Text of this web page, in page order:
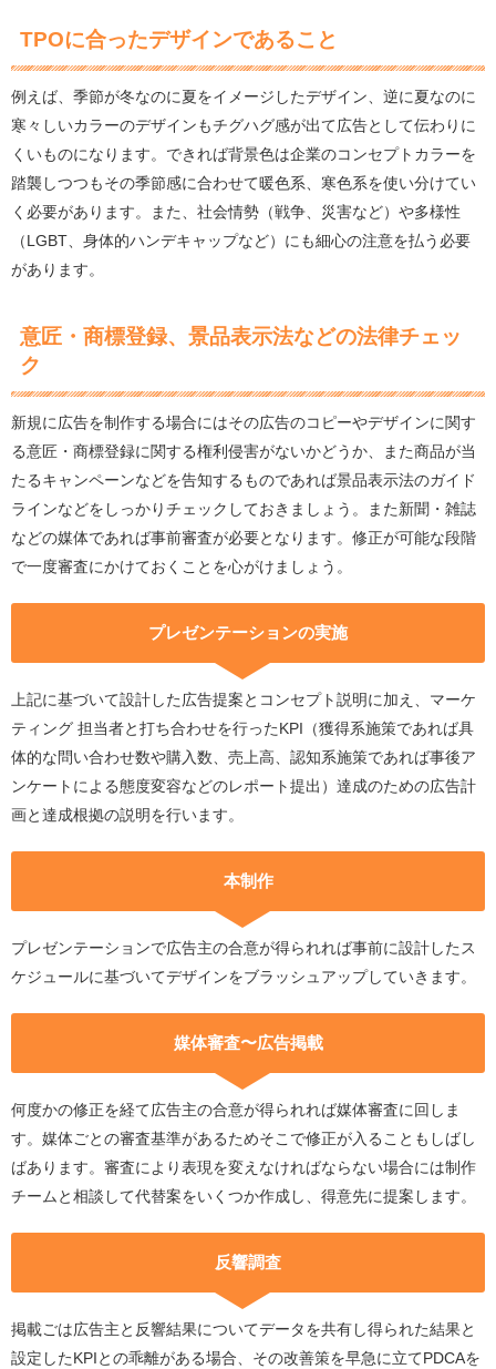
TPOに合ったデザインであること
例えば、季節が冬なのに夏をイメージしたデザイン、逆に夏なのに
寒々しいカラーのデザインもチグハグ感が出て広告として伝わりに
くいものになります。できれば背景色は企業のコンセプトカラーを
踏襲しつつもその季節感に合わせて暖色系、寒色系を使い分けてい
く必要があります。また、社会情勢（戦争、災害など）や多様性
（LGBT、身体的ハンデキャップなど）にも細心の注意を払う必要
があります。
意匠・商標登録、景品表示法などの法律チェッ
ク
新規に広告を制作する場合にはその広告のコピーやデザインに関す
る意匠・商標登録に関する権利侵害がないかどうか、また商品が当
たるキャンペーンなどを告知するものであれば景品表示法のガイド
ラインなどをしっかりチェックしておきましょう。また新聞・雑誌
などの媒体であれば事前審査が必要となります。修正が可能な段階
で一度審査にかけておくことを心がけましょう。
プレゼンテーションの実施
上記に基づいて設計した広告提案とコンセプト説明に加え、マーケ
ティング 担当者と打ち合わせを行ったKPI（獲得系施策であれば具
体的な問い合わせ数や購入数、売上高、認知系施策であれば事後ア
ンケートによる態度変容などのレポート提出）達成のための広告計
画と達成根拠の説明を行います。
本制作
プレゼンテーションで広告主の合意が得られれば事前に設計したス
ケジュールに基づいてデザインをブラッシュアップしていきます。
媒体審査〜広告掲載
何度かの修正を経て広告主の合意が得られれば媒体審査に回しま
す。媒体ごとの審査基準があるためそこで修正が入ることもしばし
ばあります。審査により表現を変えなければならない場合には制作
チームと相談して代替案をいくつか作成し、得意先に提案します。
反響調査
掲載ごは広告主と反響結果についてデータを共有し得られた結果と
設定したKPIとの乖離がある場合、その改善策を早急に立てPDCAを